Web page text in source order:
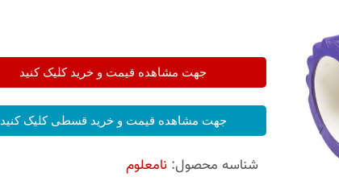
جهت مشاهده قیمت و خرید کلیک کنید
جهت مشاهده قیمت و خرید قسطی کلیک کنید
شناسه محصول: نامعلوم